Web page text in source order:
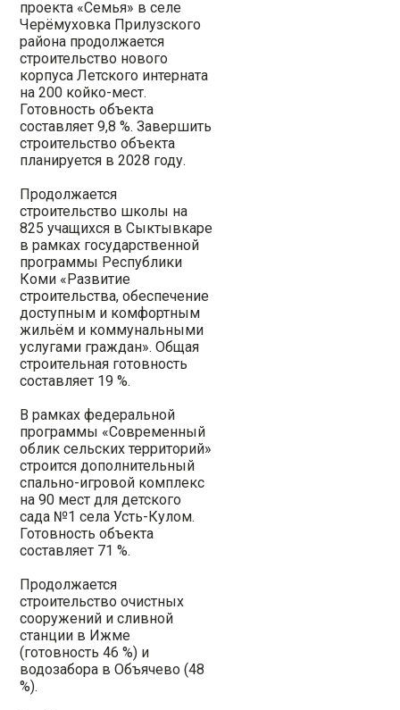
проекта «Семья» в селе
Черёмуховка Прилузского
района продолжается
строительство нового
корпуса Летского интерната
на 200 койко-мест.
Готовность объекта
составляет 9,8 %. Завершить
строительство объекта
планируется в 2028 году.
Продолжается
строительство школы на
825 учащихся в Сыктывкаре
в рамках государственной
программы Республики
Коми «Развитие
строительства, обеспечение
доступным и комфортным
жильём и коммунальными
услугами граждан». Общая
строительная готовность
составляет 19 %.
В рамках федеральной
программы «Современный
облик сельских территорий»
строится дополнительный
спально-игровой комплекс
на 90 мест для детского
сада №1 села Усть-Кулом.
Готовность объекта
составляет 71 %.
Продолжается
строительство очистных
сооружений и сливной
станции в Ижме
(готовность 46 %) и
водозабора в Объячево (48
%).